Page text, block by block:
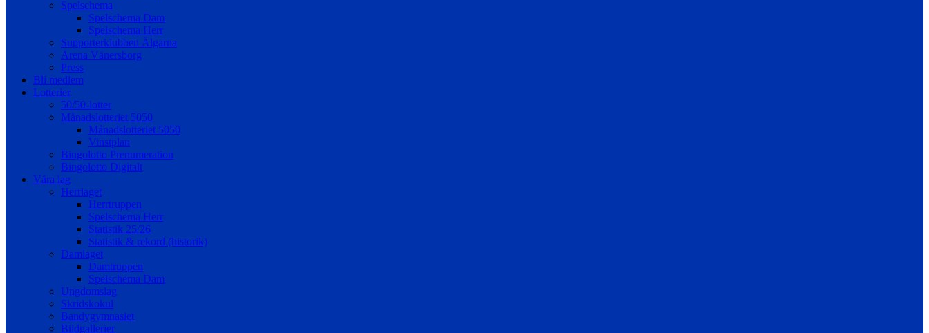
Spelschema
Spelschema Dam
Spelschema Herr
Supporterklubben Älgarna
Arena Vänersborg
Press
Bli medlem
Lotterier
50/50-lotter
Månadslotteriet 5050
Månadslotteriet 5050
Vinstplan
Bingolotto Prenumeration
Bingolotto Digitalt
Våra lag
Herrlaget
Herrtruppen
Spelschema Herr
Statistik 25/26
Statistik & rekord (historik)
Damlaget
Damtruppen
Spelschema Dam
Ungdomslag
Skridskokul
Bandygymnasiet
Bildgallerier